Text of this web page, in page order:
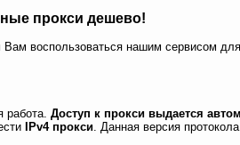
прокси дешево!
Вам воспользоваться нашим сервисом
работа. Доступ к прокси выдается
IPv4 прокси . Данная версия